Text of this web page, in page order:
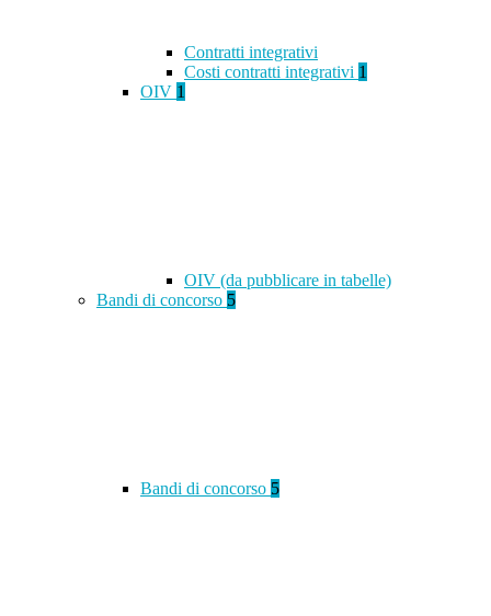
Contratti integrativi
Costi contratti integrativi 1
OIV 1
OIV (da pubblicare in tabelle)
Bandi di concorso 5
Bandi di concorso 5